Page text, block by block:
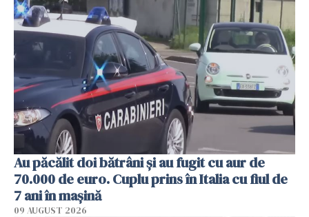
Au păcălit doi bătrâni și au fugit cu aur de
70.000 de euro. Cuplu prins în Italia cu fiul de
7 ani în mașină
09 AUGUST 2026